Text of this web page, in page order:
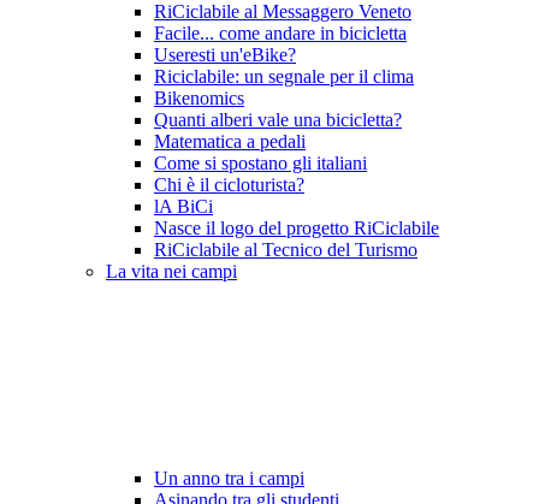
RiCiclabile al Messaggero Veneto
Facile... come andare in bicicletta
Useresti un'eBike?
Riciclabile: un segnale per il clima
Bikenomics
Quanti alberi vale una bicicletta?
Matematica a pedali
Come si spostano gli italiani
Chi è il cicloturista?
lA BiCi
Nasce il logo del progetto RiCiclabile
RiCiclabile al Tecnico del Turismo
La vita nei campi
Un anno tra i campi